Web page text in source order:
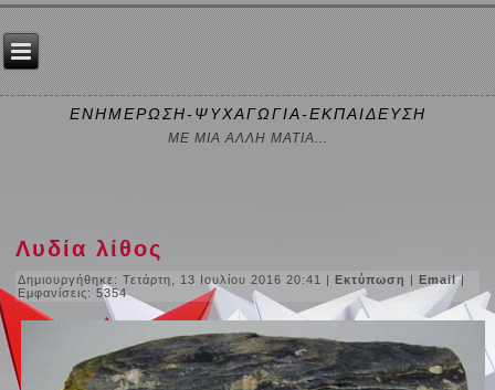
ΕΝΗΜΕΡΩΣΗ-ΨΥΧΑΓΩΓΙΑ-ΕΚΠΑΙΔΕΥΣΗ
ΜΕ ΜΙΑ ΑΛΛΗ ΜΑΤΙΑ...
Λυδία λίθος
Δημιουργήθηκε: Τετάρτη, 13 Ιουλίου 2016 20:41 |Εκτύπωση |Email|
Εμφανίσεις: 5354